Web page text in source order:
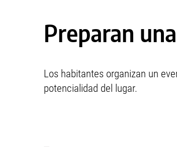
Preparan
Los habitantes organizan un
potencialidad del lugar.